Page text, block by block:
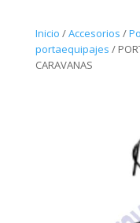
Inicio /Accesorios /
portaequipajes /
CARAVANAS